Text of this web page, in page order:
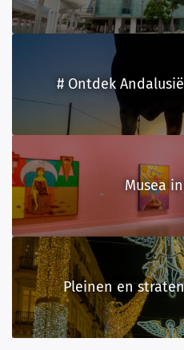
Musea
Pleinen en
# Ontdek